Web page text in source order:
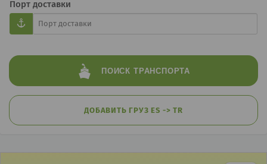
Порт доставки
ПОИСК ТРАНСПОРТА
ДОБАВИТЬ ГРУЗ ES -> TR